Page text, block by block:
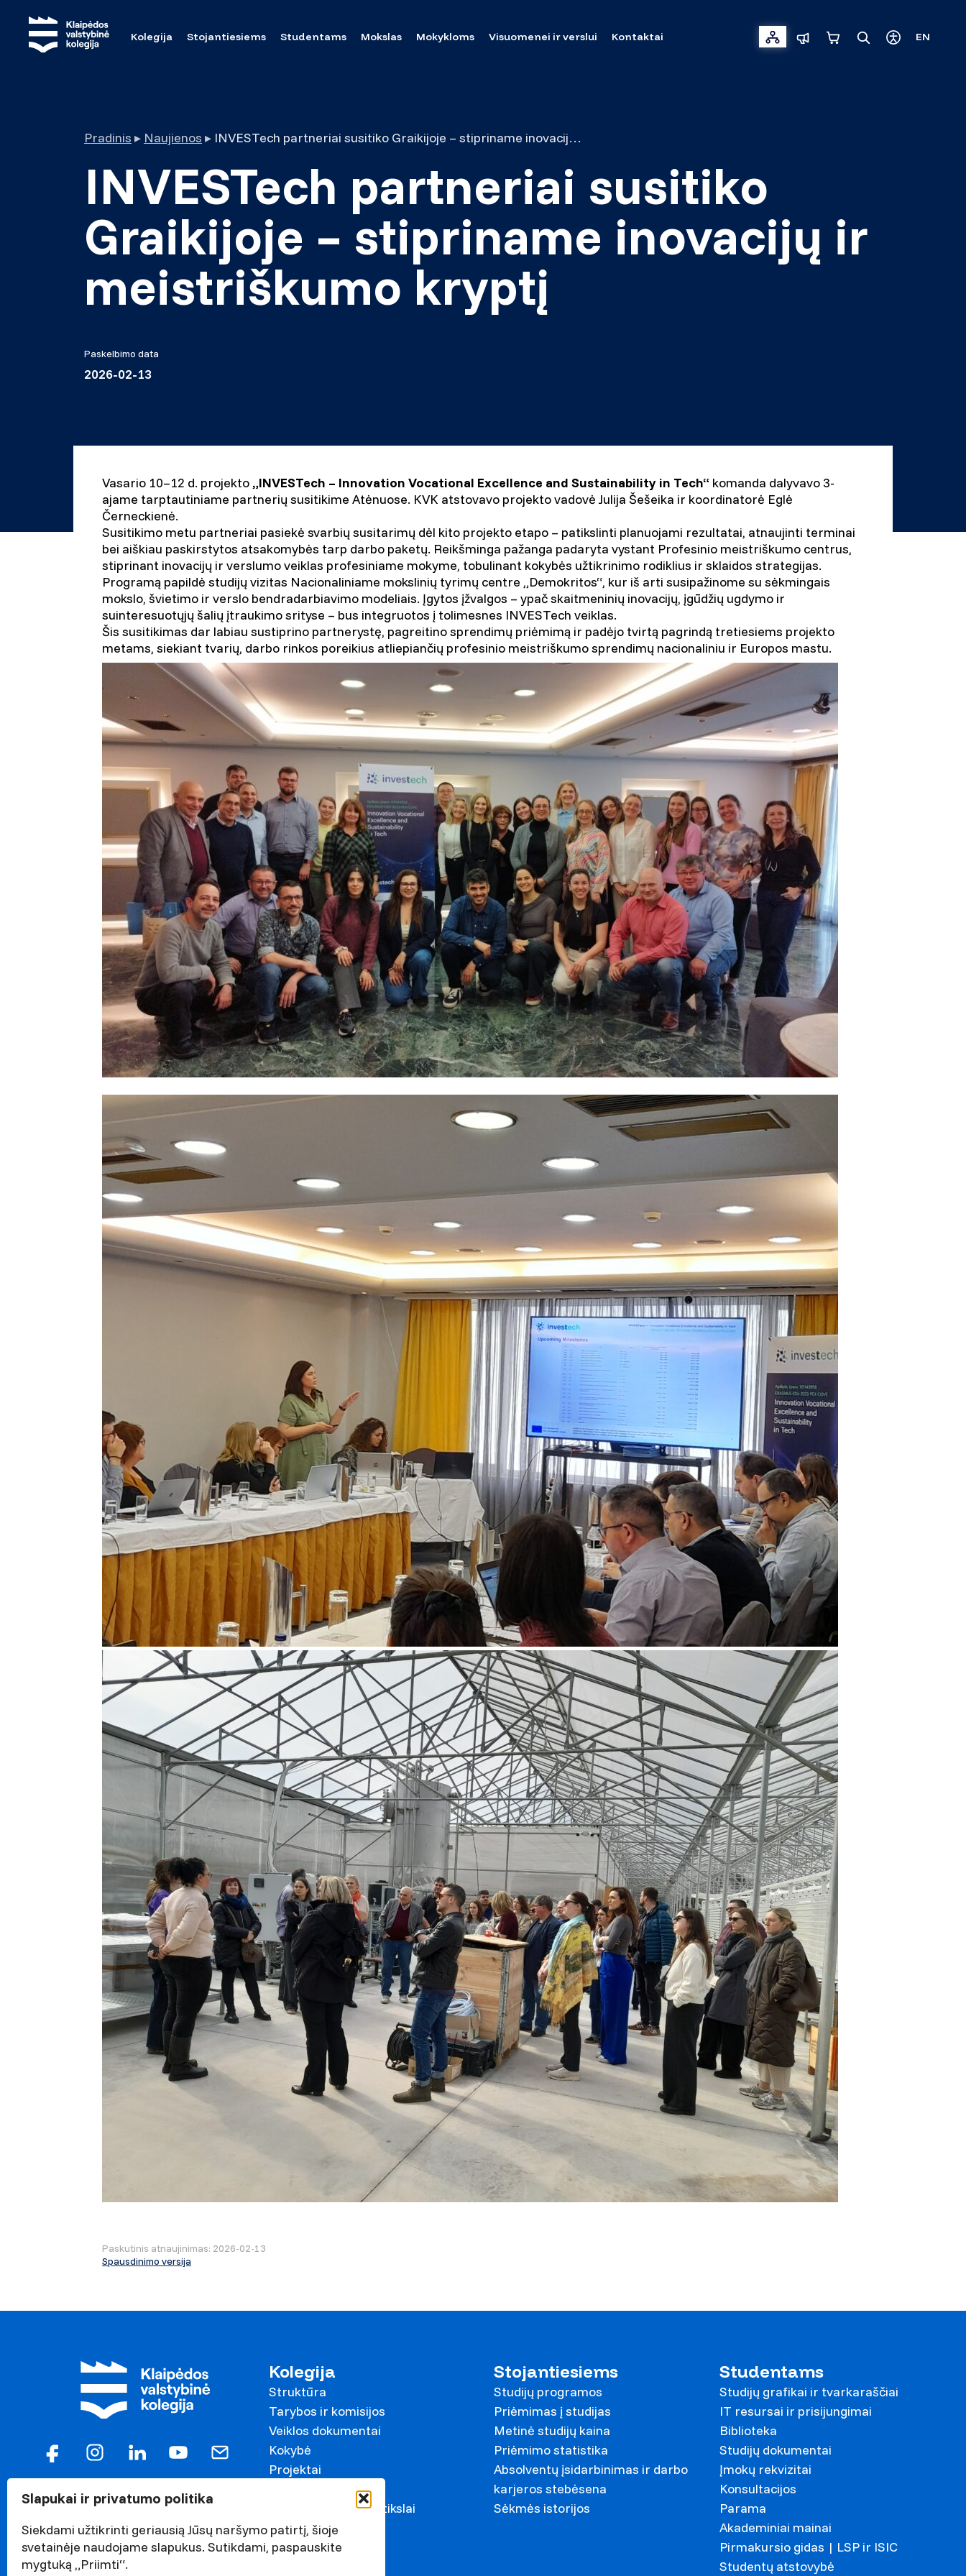
Slapukai ir privatumo politika
Siekdami užtikrinti geriausią Jūsų naršymo patirtį, šioje
svetainėje naudojame slapukus. Sutikdami, paspauskite
mygtuką „Priimti“.
Kolegija Stojantiesiems Studentams Mokslas Mokykloms Visuomenei ir verslui Kontaktai EN
Pradinis ▸ Naujienos ▸ INVESTech partneriai susitiko Graikijoje – stipriname inovacijų ir meistriškumo kryptį
INVESTech partneriai susitiko
Graikijoje – stipriname inovacijų ir
meistriškumo kryptį
Paskelbimo data
2026-02-13
Vasario 10–12 d. projekto „INVESTech – Innovation Vocational Excellence and Sustainability in Tech“ komanda dalyvavo 3-
ajame tarptautiniame partnerių susitikime Atėnuose. KVK atstovavo projekto vadovė Julija Šešeika ir koordinatorė Eglė
Černeckienė.
Susitikimo metu partneriai pasiekė svarbių susitarimų dėl kito projekto etapo – patikslinti planuojami rezultatai, atnaujinti terminai
bei aiškiau paskirstytos atsakomybės tarp darbo paketų. Reikšminga pažanga padaryta vystant Profesinio meistriškumo centrus,
stiprinant inovacijų ir verslumo veiklas profesiniame mokyme, tobulinant kokybės užtikrinimo rodiklius ir sklaidos strategijas.
Programą papildė studijų vizitas Nacionaliniame mokslinių tyrimų centre „Demokritos“, kur iš arti susipažinome su sėkmingais
mokslo, švietimo ir verslo bendradarbiavimo modeliais. Įgytos įžvalgos – ypač skaitmeninių inovacijų, įgūdžių ugdymo ir
suinteresuotųjų šalių įtraukimo srityse – bus integruotos į tolimesnes INVESTech veiklas.
Šis susitikimas dar labiau sustiprino partnerystę, pagreitino sprendimų priėmimą ir padėjo tvirtą pagrindą tretiesiems projekto
metams, siekiant tvarių, darbo rinkos poreikius atliepiančių profesinio meistriškumo sprendimų nacionaliniu ir Europos mastu.
Paskutinis atnaujinimas: 2026-02-13
Spausdinimo versija
Kolegija
Struktūra
Tarybos ir komisijos
Veiklos dokumentai
Kokybė
Projektai
Darnaus vystymosi tikslai
Naujienos
Renginiai
Stojantiesiems
Studijų programos
Priėmimas į studijas
Metinė studijų kaina
Priėmimo statistika
Absolventų įsidarbinimas ir darbo
karjeros stebėsena
Sėkmės istorijos
Studentams
Studijų grafikai ir tvarkaraščiai
IT resursai ir prisijungimai
Biblioteka
Studijų dokumentai
Įmokų rekvizitai
Konsultacijos
Parama
Akademiniai mainai
Pirmakursio gidas | LSP ir ISIC
Studentų atstovybė